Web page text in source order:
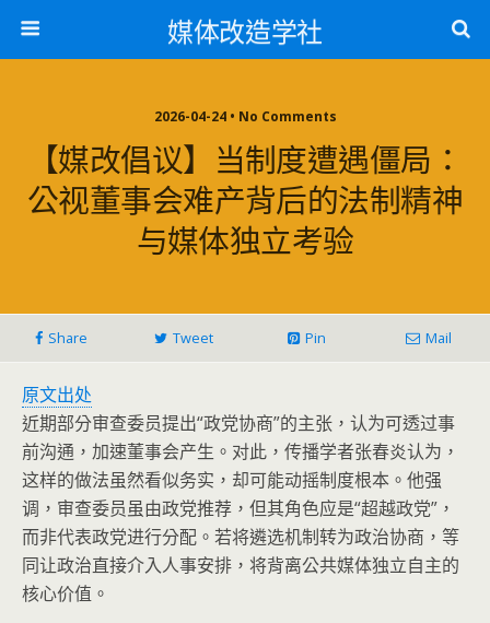
媒体改造学社
2026-04-24 • No Comments
【媒改倡议】当制度遭遇僵局：
公视董事会难产背后的法制精神
与媒体独立考验
Share Tweet Pin Mail
原文出处
近期部分审查委员提出“政党协商”的主张，认为可透过事
前沟通，加速董事会产生。对此，传播学者张春炎认为，
这样的做法虽然看似务实，却可能动摇制度根本。他强
调，审查委员虽由政党推荐，但其角色应是“超越政党”，
而非代表政党进行分配。若将遴选机制转为政治协商，等
同让政治直接介入人事安排，将背离公共媒体独立自主的
核心价值。